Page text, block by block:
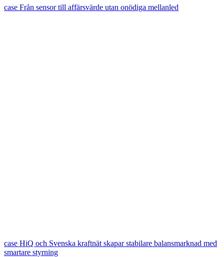
case Från sensor till affärsvärde utan onödiga mellanled
case HiQ och Svenska kraftnät skapar stabilare balansmarknad med
smartare styrning